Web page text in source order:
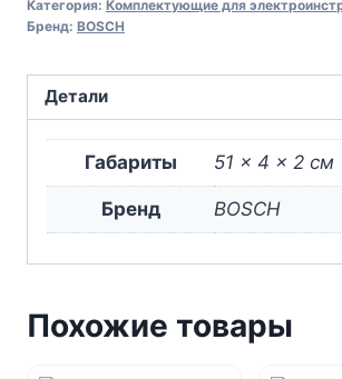
Категория: Комплектующие для
Бренд: BOSCH
Детали
Габариты 51 × 4 × 2 см
Бренд BOSCH
Похожие товары